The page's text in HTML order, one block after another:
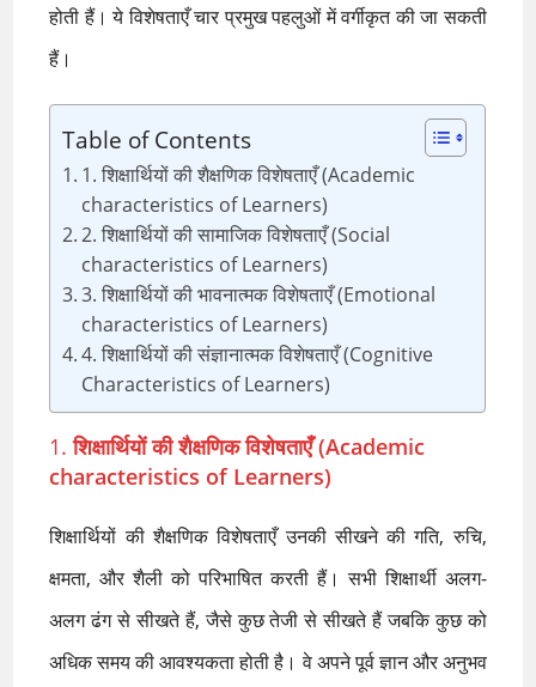
होती हैं। ये विशेषताएँ चार प्रमुख पहलुओं में वर्गीकृत की जा सकती
हैं।
Table of Contents
1. शिक्षार्थियों की शैक्षणिक विशेषताएँ (Academic
characteristics of Learners)
2. शिक्षार्थियों की सामाजिक विशेषताएँ (Social
characteristics of Learners)
3. शिक्षार्थियों की भावनात्मक विशेषताएँ (Emotional
characteristics of Learners)
4. शिक्षार्थियों की संज्ञानात्मक विशेषताएँ (Cognitive
Characteristics of Learners)
1.शिक्षार्थियों की शैक्षणिक विशेषताएँ (Academic
characteristics of Learners)
शिक्षार्थियों की शैक्षणिक विशेषताएँ उनकी सीखने की गति, रुचि,
क्षमता, और शैली को परिभाषित करती हैं। सभी शिक्षार्थी अलग-
अलग ढंग से सीखते हैं, जैसे कुछ तेजी से सीखते हैं जबकि कुछ को
अधिक समय की आवश्यकता होती है। वे अपने पूर्व ज्ञान और अनुभव